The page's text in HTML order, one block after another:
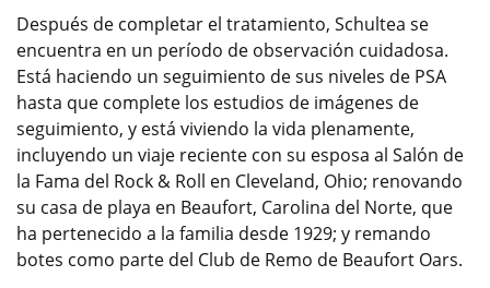
Después de completar el tratamiento, Schultea se
encuentra en un período de observación cuidadosa.
Está haciendo un seguimiento de sus niveles de PSA
hasta que complete los estudios de imágenes de
seguimiento, y está viviendo la vida plenamente,
incluyendo un viaje reciente con su esposa al Salón de
la Fama del Rock & Roll en Cleveland, Ohio; renovando
su casa de playa en Beaufort, Carolina del Norte, que
ha pertenecido a la familia desde 1929; y remando
botes como parte del Club de Remo de Beaufort Oars.